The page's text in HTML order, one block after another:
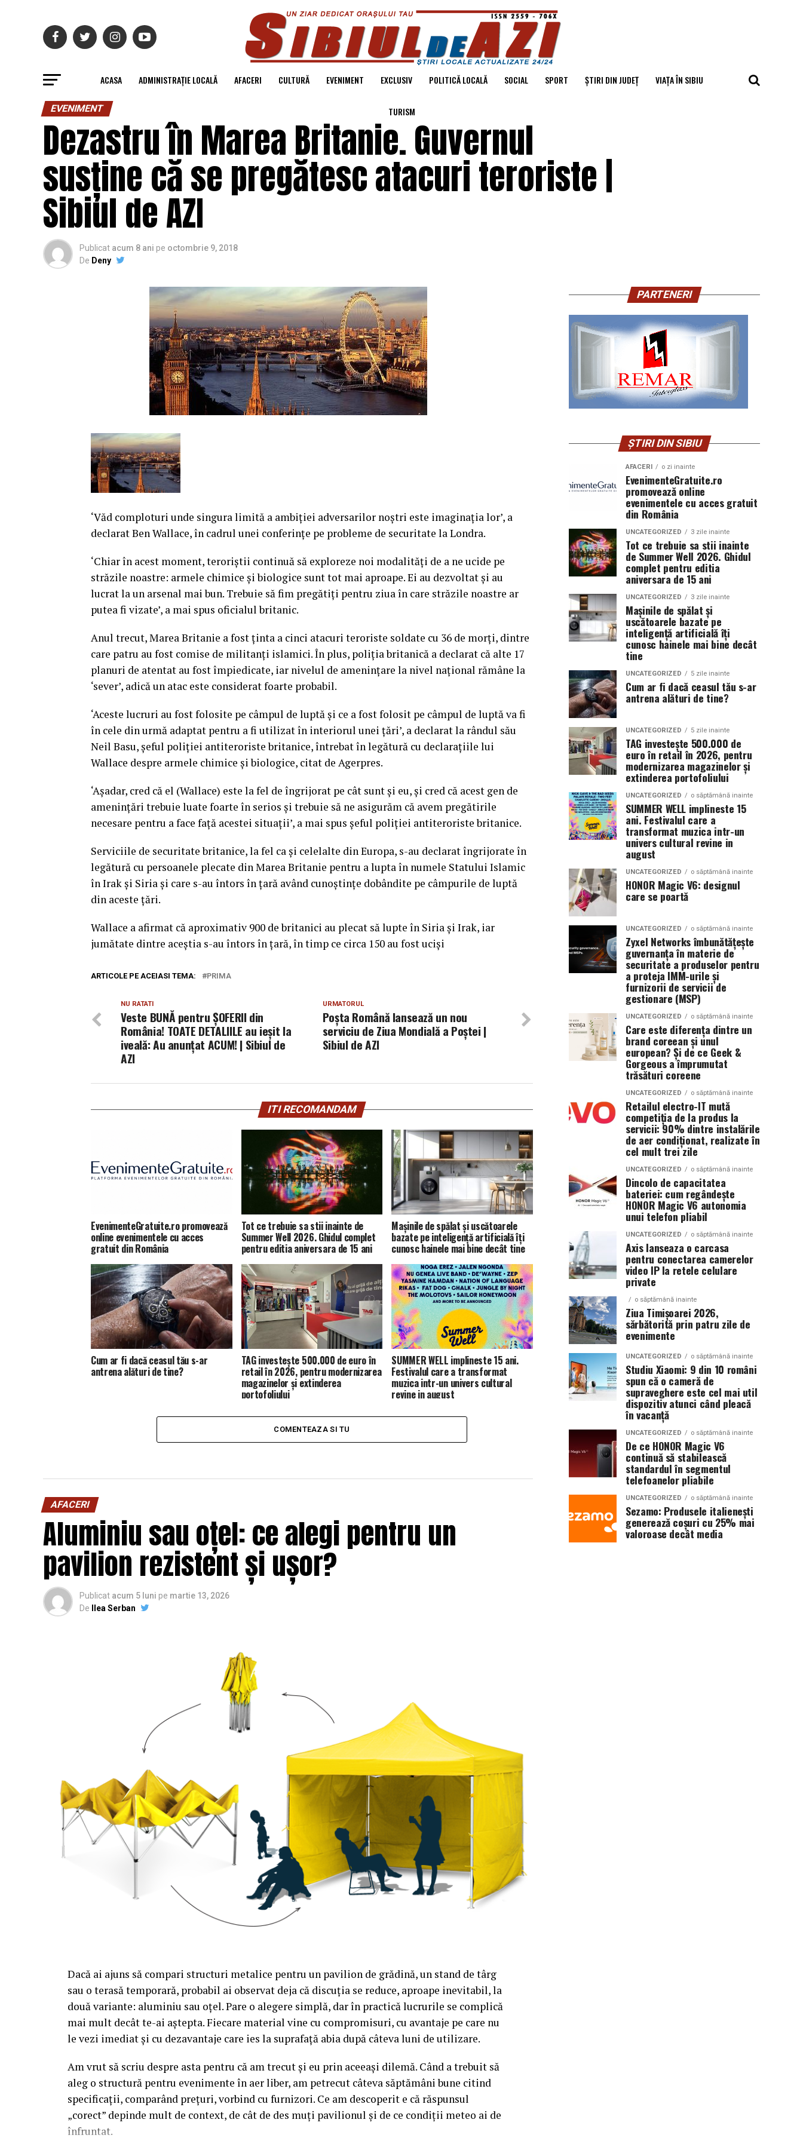
ACASA ADMINISTRAȚIE LOCALĂ AFACERI CULTURĂ EVENIMENT EXCLUSIV POLITICĂ LOCALĂ SOCIAL SPORT ȘTIRI DIN JUDEȚ VIAȚA ÎN SIBIU
TURISM
EVENIMENT
Dezastru în Marea Britanie. Guvernul
susține că se pregătesc atacuri teroriste |
Sibiul de AZI
Publicat acum 8 ani pe octombrie 9, 2018
De Deny
‘Văd comploturi unde singura limită a ambiţiei adversarilor noştri este imaginaţia lor’, a
declarat Ben Wallace, în cadrul unei conferinţe pe probleme de securitate la Londra.
‘Chiar în acest moment, teroriştii continuă să exploreze noi modalităţi de a ne ucide pe
străzile noastre: armele chimice şi biologice sunt tot mai aproape. Ei au dezvoltat şi au
lucrat la un arsenal mai bun. Trebuie să fim pregătiţi pentru ziua în care străzile noastre ar
putea fi vizate’, a mai spus oficialul britanic.
Anul trecut, Marea Britanie a fost ţinta a cinci atacuri teroriste soldate cu 36 de morţi, dintre
care patru au fost comise de militanţi islamici. În plus, poliţia britanică a declarat că alte 17
planuri de atentat au fost împiedicate, iar nivelul de ameninţare la nivel naţional rămâne la
‘sever’, adică un atac este considerat foarte probabil.
‘Aceste lucruri au fost folosite pe câmpul de luptă şi ce a fost folosit pe câmpul de luptă va fi
în cele din urmă adaptat pentru a fi utilizat în interiorul unei ţări’, a declarat la rândul său
Neil Basu, şeful poliţiei antiteroriste britanice, întrebat în legătură cu declaraţiile lui
Wallace despre armele chimice şi biologice, citat de Agerpres.
‘Aşadar, cred că el (Wallace) este la fel de îngrijorat pe cât sunt şi eu, şi cred că acest gen de
ameninţări trebuie luate foarte în serios şi trebuie să ne asigurăm că avem pregătirile
necesare pentru a face faţă acestei situaţii’, a mai spus şeful poliţiei antiteroriste britanice.
Serviciile de securitate britanice, la fel ca şi celelalte din Europa, s-au declarat îngrijorate în
legătură cu persoanele plecate din Marea Britanie pentru a lupta în numele Statului Islamic
în Irak şi Siria şi care s-au întors în ţară având cunoştinţe dobândite pe câmpurile de luptă
din aceste ţări.
Wallace a afirmat că aproximativ 900 de britanici au plecat să lupte în Siria şi Irak, iar
jumătate dintre aceştia s-au întors în ţară, în timp ce circa 150 au fost ucişi
ARTICOLE PE ACEIASI TEMA: PRIMA
URMATORUL
Poşta Română lansează un nou
serviciu de Ziua Mondială a Poştei |
Sibiul de AZI
NU RATATI
Veste BUNĂ pentru ȘOFERII din
România! TOATE DETALIILE au ieșit la
iveală: Au anunțat ACUM! | Sibiul de
AZI
ITI RECOMANDAM
EvenimenteGratuite.ro promovează
online evenimentele cu acces
gratuit din România
Tot ce trebuie sa stii inainte de
Summer Well 2026. Ghidul complet
pentru editia aniversara de 15 ani
Mașinile de spălat și uscătoarele
bazate pe inteligență artificială îți
cunosc hainele mai bine decât tine
Cum ar fi dacă ceasul tău s-ar
antrena alături de tine?
TAG investește 500.000 de euro în
retail în 2026, pentru modernizarea
magazinelor și extinderea
portofoliului
SUMMER WELL implineste 15 ani.
Festivalul care a transformat
muzica intr-un univers cultural
revine in august
COMENTEAZA SI TU
AFACERI
Aluminiu sau oțel: ce alegi pentru un
pavilion rezistent și ușor?
Publicat acum 5 luni pe martie 13, 2026
De
Ilea Serban
Dacă ai ajuns să compari structuri metalice pentru un pavilion de grădină, un stand de târg
sau o terasă temporară, probabil ai observat deja că discuția se reduce, aproape inevitabil, la
două variante: aluminiu sau oțel. Pare o alegere simplă, dar în practică lucrurile se complică
mai mult decât te-ai aștepta. Fiecare material vine cu compromisuri, cu avantaje pe care nu
le vezi imediat și cu dezavantaje care ies la suprafață abia după câteva luni de utilizare.
Am vrut să scriu despre asta pentru că am trecut și eu prin aceeași dilemă. Când a trebuit să
aleg o structură pentru evenimente în aer liber, am petrecut câteva săptămâni bune citind
specificații, comparând prețuri, vorbind cu furnizori. Ce am descoperit e că răspunsul
„corect” depinde mult de context, de cât de des muți pavilionul și de ce condiții meteo ai de
înfruntat.
PARTENERI
ȘTIRI DIN SIBIU
AFACERI o zi inainte
EvenimenteGratuite.ro
promovează online
evenimentele cu acces gratuit
din România
UNCATEGORIZED 3 zile inainte
Tot ce trebuie sa stii inainte
de Summer Well 2026. Ghidul
complet pentru editia
aniversara de 15 ani
UNCATEGORIZED 3 zile inainte
Mașinile de spălat și
uscătoarele bazate pe
inteligență artificială îți
cunosc hainele mai bine decât
tine
UNCATEGORIZED 5 zile inainte
Cum ar fi dacă ceasul tău s-ar
antrena alături de tine?
UNCATEGORIZED 5 zile inainte
TAG investește 500.000 de
euro în retail în 2026, pentru
modernizarea magazinelor și
extinderea portofoliului
UNCATEGORIZED o săptămână inainte
SUMMER WELL implineste 15
ani. Festivalul care a
transformat muzica intr-un
univers cultural revine in
august
UNCATEGORIZED o săptămână inainte
HONOR Magic V6: designul
care se poartă
UNCATEGORIZED o săptămână inainte
Zyxel Networks îmbunătățește
guvernanța în materie de
securitate a produselor pentru
a proteja IMM-urile și
furnizorii de servicii de
gestionare (MSP)
UNCATEGORIZED o săptămână inainte
Care este diferența dintre un
brand coreean și unul
european? Și de ce Geek &
Gorgeous a împrumutat
trăsături coreene
UNCATEGORIZED o săptămână inainte
Retailul electro-IT mută
competiția de la produs la
servicii: 90% dintre instalările
de aer condiționat, realizate în
cel mult trei zile
UNCATEGORIZED o săptămână inainte
Dincolo de capacitatea
bateriei: cum regândește
HONOR Magic V6 autonomia
unui telefon pliabil
UNCATEGORIZED o săptămână inainte
Axis lanseaza o carcasa
pentru conectarea camerelor
video IP la retele celulare
private
o săptămână inainte
Ziua Timișoarei 2026,
sărbătorită prin patru zile de
evenimente
UNCATEGORIZED o săptămână inainte
Studiu Xiaomi: 9 din 10 români
spun că o cameră de
supraveghere este cel mai util
dispozitiv atunci când pleacă
în vacanță
UNCATEGORIZED o săptămână inainte
De ce HONOR Magic V6
continuă să stabilească
standardul în segmentul
telefoanelor pliabile
UNCATEGORIZED o săptămână inainte
Sezamo: Produsele italienești
generează coșuri cu 25% mai
valoroase decât media